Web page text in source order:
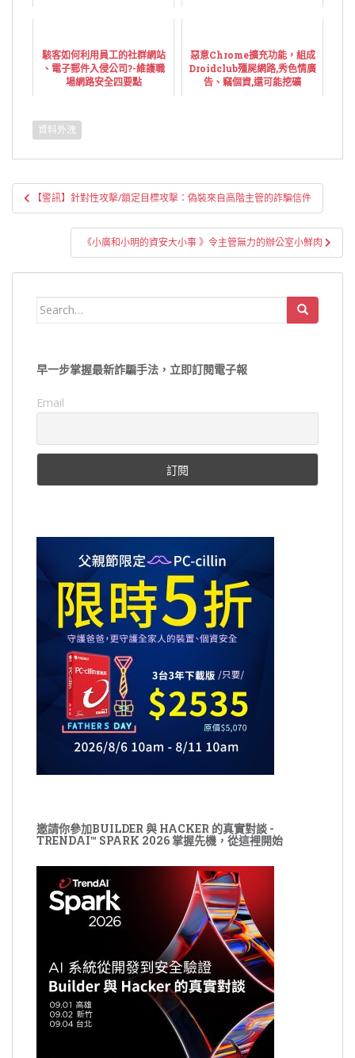
駭客如何利用員工的社群網站
、電子郵件入侵公司?-維護職
場網路安全四要點
惡意Chrome擴充功能，組成
Droidclub殭屍網路,秀色情廣
告、竊個資,還可能挖礦
資料外洩
文
章
【警訊】針對性攻擊/鎖定目標攻擊：偽裝來自高階主管的詐騙信件
《小廣和小明的資安大小事 》令主管無力的辦公室小鮮肉
Search
早一步掌握最新詐騙手法，立即訂閱電子報
Email
邀請你參加BUILDER 與 HACKER 的真實對談 -
TRENDAI™ SPARK 2026 掌握先機，從這裡開始